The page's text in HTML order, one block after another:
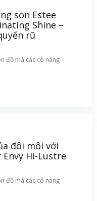
son Estee
Shine –
rũ
đồ mà các cô nàng
đôi môi với
Envy Hi-Lustre
đồ mà các cô nàng